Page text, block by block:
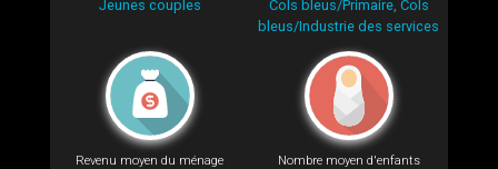
Jeunes couples
Cols bleus/Primaire, Cols
bleus/Industrie des services
Revenu moyen du ménage Nombre moyen d'enfants